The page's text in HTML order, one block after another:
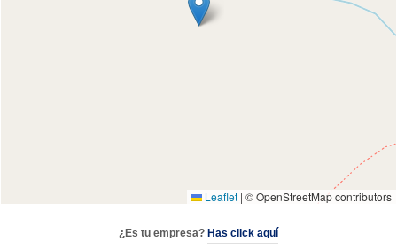
Leaflet | © OpenStreetMap contributors
¿Es tu empresa? Has click aquí